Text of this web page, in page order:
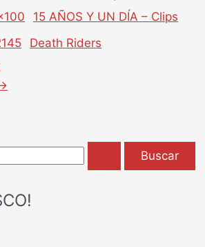
15 AÑOS Y UN DÍA – Clips
Death Riders